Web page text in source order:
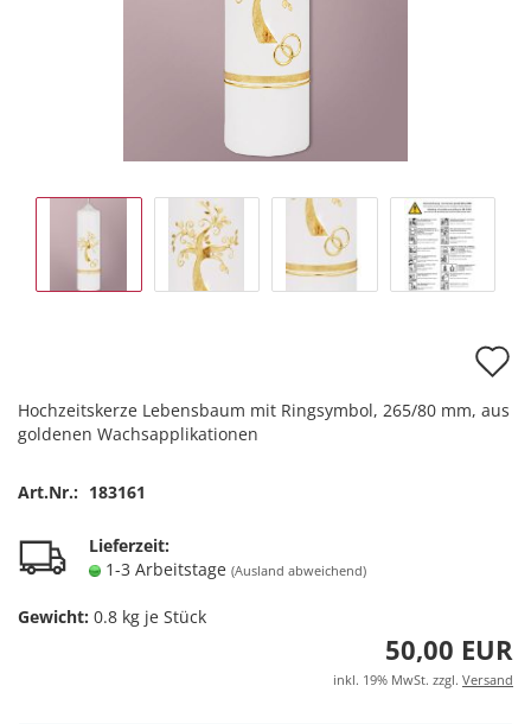
Hochzeitskerze Lebensbaum mit Ringsymbol, 265/80 mm, aus
goldenen Wachsapplikationen
Art.Nr.: 183161
Lieferzeit:
1-3 Arbeitstage (Ausland abweichend)
Gewicht: 0.8 kg je Stück
50,00 EUR
inkl. 19% MwSt. zzgl. Versand